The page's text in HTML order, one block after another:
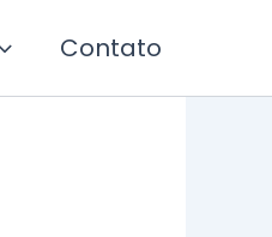
Contato